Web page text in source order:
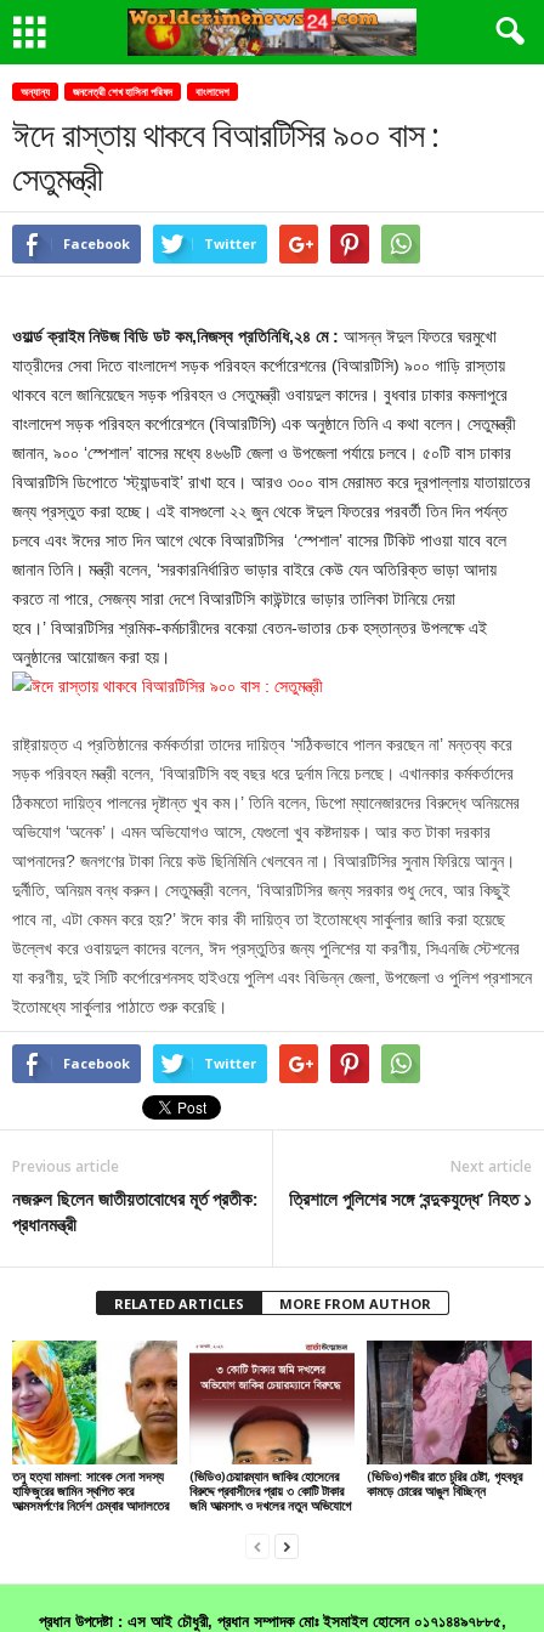
অন্যান্য জননেত্রী শেখ হাসিনা পরিষদ বাংলাদেশ
ঈদে রাস্তায় থাকবে বিআরটিসির ৯০০ বাস :
সেতুমন্ত্রী
Facebook Twitter
ওয়ার্ল্ড ক্রাইম নিউজ বিডি ডট কম,নিজস্ব প্রতিনিধি,২৪ মে : আসন্ন ঈদুল ফিতরে ঘরমুখো
যাত্রীদের সেবা দিতে বাংলাদেশ সড়ক পরিবহন কর্পোরেশনের (বিআরটিসি) ৯০০ গাড়ি রাস্তায়
থাকবে বলে জানিয়েছেন সড়ক পরিবহন ও সেতুমন্ত্রী ওবায়দুল কাদের। বুধবার ঢাকার কমলাপুরে
বাংলাদেশ সড়ক পরিবহন কর্পোরেশনে (বিআরটিসি) এক অনুষ্ঠানে তিনি এ কথা বলেন। সেতুমন্ত্রী
জানান, ৯০০ ‘স্পেশাল’ বাসের মধ্যে ৪৬৬টি জেলা ও উপজেলা পর্যায়ে চলবে। ৫০টি বাস ঢাকার
বিআরটিসি ডিপোতে ‘স্ট্যান্ডবাই’ রাখা হবে। আরও ৩০০ বাস মেরামত করে দূরপাল্লায় যাতায়াতের
জন্য প্রস্তুত করা হচ্ছে। এই বাসগুলো ২২ জুন থেকে ঈদুল ফিতরের পরবর্তী তিন দিন পর্যন্ত
চলবে এবং ঈদের সাত দিন আগে থেকে বিআরটিসির ‘স্পেশাল’ বাসের টিকিট পাওয়া যাবে বলে
জানান তিনি। মন্ত্রী বলেন, ‘সরকারনির্ধারিত ভাড়ার বাইরে কেউ যেন অতিরিক্ত ভাড়া আদায়
করতে না পারে, সেজন্য সারা দেশে বিআরটিসি কাউন্টারে ভাড়ার তালিকা টানিয়ে দেয়া
হবে।’ বিআরটিসির শ্রমিক-কর্মচারীদের বকেয়া বেতন-ভাতার চেক হস্তান্তর উপলক্ষে এই
অনুষ্ঠানের আয়োজন করা হয়।
রাষ্ট্রায়ত্ত এ প্রতিষ্ঠানের কর্মকর্তারা তাদের দায়িত্ব ‘সঠিকভাবে পালন করছেন না’ মন্তব্য করে
সড়ক পরিবহন মন্ত্রী বলেন, ‘বিআরটিসি বহু বছর ধরে দুর্নাম নিয়ে চলছে। এখানকার কর্মকর্তাদের
ঠিকমতো দায়িত্ব পালনের দৃষ্টান্ত খুব কম।’ তিনি বলেন, ডিপো ম্যানেজারদের বিরুদ্ধে অনিয়মের
অভিযোগ ‘অনেক’। এমন অভিযোগও আসে, যেগুলো খুব কষ্টদায়ক। আর কত টাকা দরকার
আপনাদের? জনগণের টাকা নিয়ে কউ ছিনিমিনি খেলবেন না। বিআরটিসির সুনাম ফিরিয়ে আনুন।
দুর্নীতি, অনিয়ম বন্ধ করুন। সেতুমন্ত্রী বলেন, ‘বিআরটিসির জন্য সরকার শুধু দেবে, আর কিছুই
পাবে না, এটা কেমন করে হয়?’ ঈদে কার কী দায়িত্ব তা ইতোমধ্যে সার্কুলার জারি করা হয়েছে
উল্লেখ করে ওবায়দুল কাদের বলেন, ঈদ প্রস্তুতির জন্য পুলিশের যা করণীয়, সিএনজি স্টেশনের
যা করণীয়, দুই সিটি কর্পোরেশনসহ হাইওয়ে পুলিশ এবং বিভিন্ন জেলা, উপজেলা ও পুলিশ প্রশাসনে
ইতোমধ্যে সার্কুলার পাঠাতে শুরু করেছি।
Facebook Twitter
Previous article
নজরুল ছিলেন জাতীয়তাবোধের মূর্ত প্রতীক:
প্রধানমন্ত্রী
Next article
ত্রিশালে পুলিশের সঙ্গে ‘বন্দুকযুদ্ধে’ নিহত ১
RELATED ARTICLES MORE FROM AUTHOR
তনু হত্যা মামলা: সাবেক সেনা সদস্য
হাফিজুরের জামিন স্থগিত করে
আত্মসমর্পণের নির্দেশ চেম্বার আদালতের
(ভিডিও)চেয়ারম্যান জাকির হোসেনের
বিরুদ্দে প্রবাসীদের প্রায় ৩ কোটি টাকার
জমি আত্মসাৎ ও দখলের নতুন অভিযোগে
(ভিডিও)গভীর রাতে চুরির চেষ্টা, গৃহবধূর
কামড়ে চোরের আঙুল বিচ্ছিন্ন
প্রধান উপদেষ্টা : এস আই চৌধুরী, প্রধান সম্পাদক মোঃ ইসমাইল হোসেন ০১৭১৪৪৯৭৮৮৫,